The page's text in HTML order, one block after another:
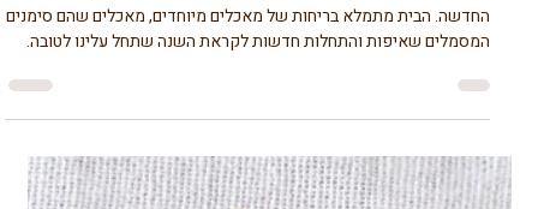
טרנד מתעצם - החמוצים של סבתא
אזור בעולם מצאו בני האדם דרך לשמר מזון לעונה הבאה. מקימצ'י לכרוב
כבוש, מאבטיח לעגבניות, למעשה אפשר לשמר, לכבוש או להחמיץ כל דבר
היא במי מלח ביחס של 1 כף מלח לכוס מים. כבישה בחומץ מפחיתה את
החיידקים הטובים ואפילו הורגת אותם. החומץ עצמו כבר מותסס וניתן